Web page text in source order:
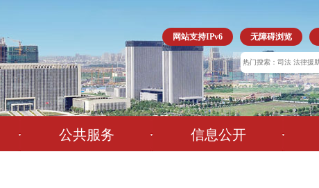
网站支持IPv6 无障碍浏览
公共服务 信息公开